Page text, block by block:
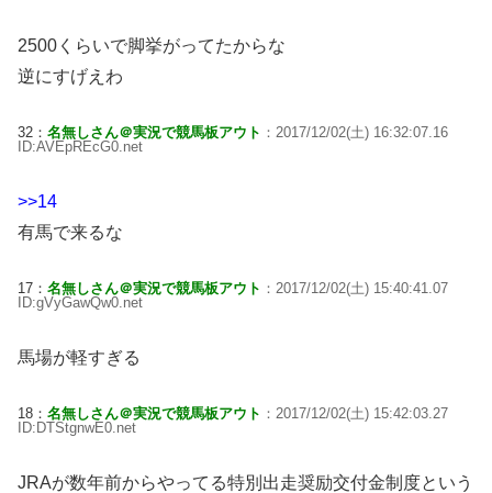
2500くらいで脚挙がってたからな
逆にすげえわ
32： 名無しさん＠実況で競馬板アウト ：2017/12/02(土) 16:32:07.16
ID:AVEpREcG0.net
>>14
有馬で来るな
17： 名無しさん＠実況で競馬板アウト ：2017/12/02(土) 15:40:41.07
ID:gVyGawQw0.net
馬場が軽すぎる
18： 名無しさん＠実況で競馬板アウト ：2017/12/02(土) 15:42:03.27
ID:DTStgnwE0.net
JRAが数年前からやってる特別出走奨励交付金制度という